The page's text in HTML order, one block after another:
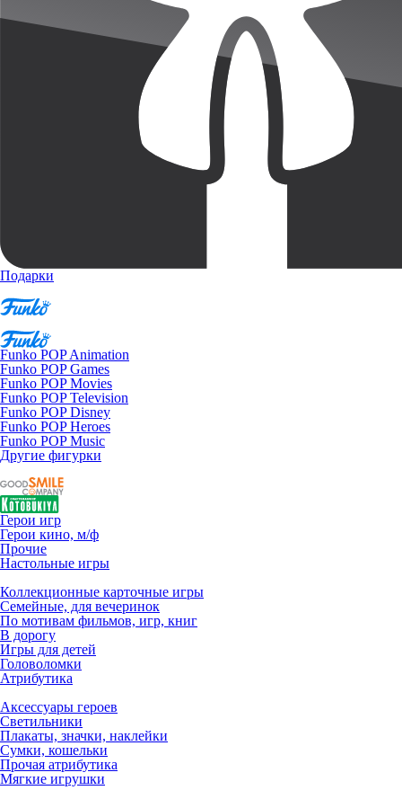
Подарки
Funko POP Animation
Funko POP Games
Funko POP Movies
Funko POP Television
Funko POP Disney
Funko POP Heroes
Funko POP Music
Другие фигурки
Герои игр
Герои кино, м/ф
Прочие
Настольные игры
Коллекционные карточные игры
Семейные, для вечеринок
По мотивам фильмов, игр, книг
В дорогу
Игры для детей
Головоломки
Атрибутика
Аксессуары героев
Светильники
Плакаты, значки, наклейки
Сумки, кошельки
Прочая атрибутика
Мягкие игрушки